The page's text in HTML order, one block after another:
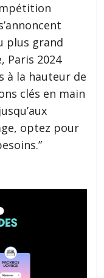
plus grand
Paris 2024
à la hauteur de
clés en main
optez pour